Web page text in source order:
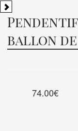
ballon
74.00€